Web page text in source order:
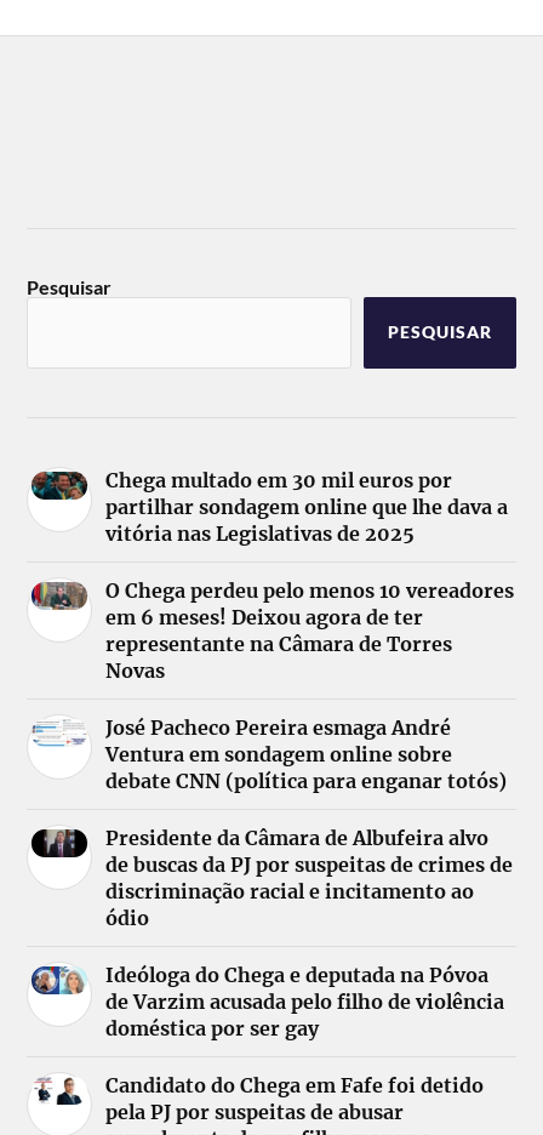
Pesquisar
PESQUISAR
Chega multado em 30 mil euros por
partilhar sondagem online que lhe dava a
vitória nas Legislativas de 2025
O Chega perdeu pelo menos 10 vereadores
em 6 meses! Deixou agora de ter
representante na Câmara de Torres
Novas
José Pacheco Pereira esmaga André
Ventura em sondagem online sobre
debate CNN (política para enganar totós)
Presidente da Câmara de Albufeira alvo
de buscas da PJ por suspeitas de crimes de
discriminação racial e incitamento ao
ódio
Ideóloga do Chega e deputada na Póvoa
de Varzim acusada pelo filho de violência
doméstica por ser gay
Candidato do Chega em Fafe foi detido
pela PJ por suspeitas de abusar